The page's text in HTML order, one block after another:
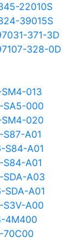
22010S
39015S
371-3D
328-0D
013
SA5-000
SM4-020
S87-A01
S84-A01
S84-A01
SDA-A03
SDA-A01
S3V-A00
4M400
70С00